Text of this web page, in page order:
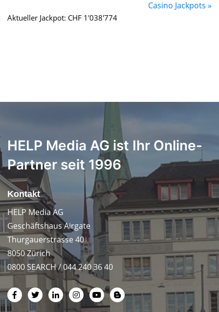
Casino Jackpots »
Aktueller Jackpot: CHF 1'038'774
HELP Media AG ist Ihr Online-
Partner seit 1996
Kontakt
HELP Media AG
Geschäftshaus Airgate
Thurgauerstrasse 40
8050 Zürich
0800 SEARCH / 044 240 36 40